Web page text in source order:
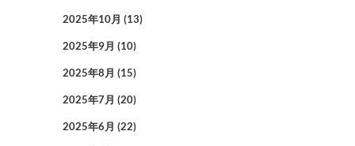
2025年10月 (13)
2025年9月 (10)
2025年8月 (15)
2025年7月 (20)
2025年6月 (22)